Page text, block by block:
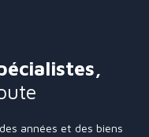
années et des biens